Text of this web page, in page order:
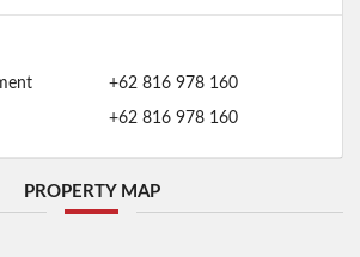
+62 816 978 160
+62 816 978 160
PROPERTY MAP